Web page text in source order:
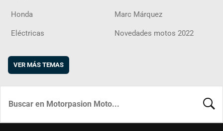
Honda Marc Márquez
Eléctricas Novedades motos 2022
VER MÁS TEMAS